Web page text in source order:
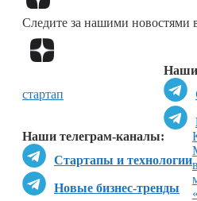
Следите за нашими новостями
Наши
Наши телеграм-каналы:
Стартапы и технологии
Новые бизнес-тренды
стартап